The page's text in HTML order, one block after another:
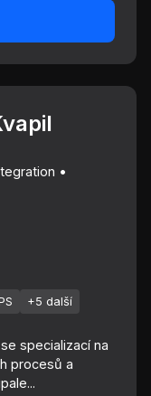
•
+5 další
specializací na
procesů a